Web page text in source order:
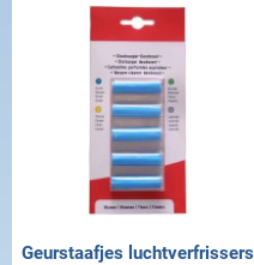
Geurstaafjes luchtverfrissers